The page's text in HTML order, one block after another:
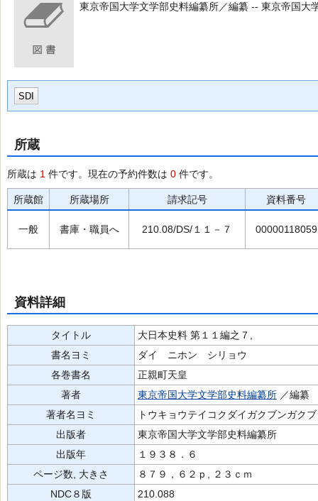
東京帝国大学文学部史料編纂所／編纂 -- 東京帝国大
SDI
所蔵
所蔵は 1 件です。現在の予約件数は 0 件です。
所蔵館 所蔵場所 請求記号 資料番号
一般 書庫・職員へ 210.08/DS/１１－７ 00000118059
資料詳細
タイトル
大日本史料 第１１編之７,
書名ヨミ
ダイ ニホン シリョウ
各巻書名
正親町天皇
著者
東京帝国大学文学部史料編纂所 ／編纂
著者名ヨミ
トウキョウテイコクダイガクブンガク
出版者
東京帝国大学文学部史料編纂所
出版年
１９３８．６
ページ数, 大きさ
８７９，６２ｐ, ２３ｃｍ
NDC８版
210.088